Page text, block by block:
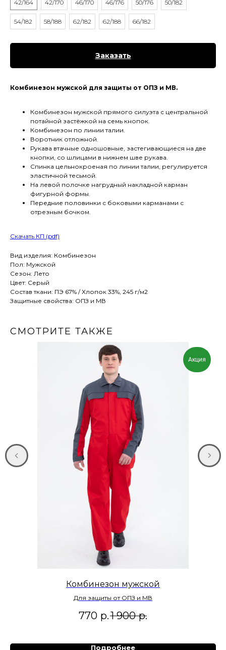
42/164
42/170 46/170 46/176 50/176 50/182
54/182 58/188 62/182 62/188 66/182
Заказать
Комбинезон мужской для защиты от ОПЗ и МВ.
Комбинезон мужской прямого силуэта с центральной
потайной застёжкой на семь кнопок.
Комбинезон по линии талии.
Воротник отложной.
Рукава втачные одношовные, застегивающиеся на две
кнопки, со шлицами в нижнем шве рукава.
Спинка цельнокроеная по линии талии, регулируется
эластичной тесьмой.
На левой полочке нагрудный накладной карман
фигурной формы.
Передние половинки с боковыми карманами с
отрезным бочком.
Скачать КП (pdf)
Вид изделия: Комбинезон
Пол: Мужской
Сезон: Лето
Цвет: Серый
Состав ткани: ПЭ 67% / Хлопок 33%, 245 г/м2
Защитные свойства: ОПЗ и МВ
СМОТРИТЕ ТАКЖЕ
Акция
Комбинезон мужской
Для защиты от ОПЗ и МВ
770 р.1 900 р.
Подробнее